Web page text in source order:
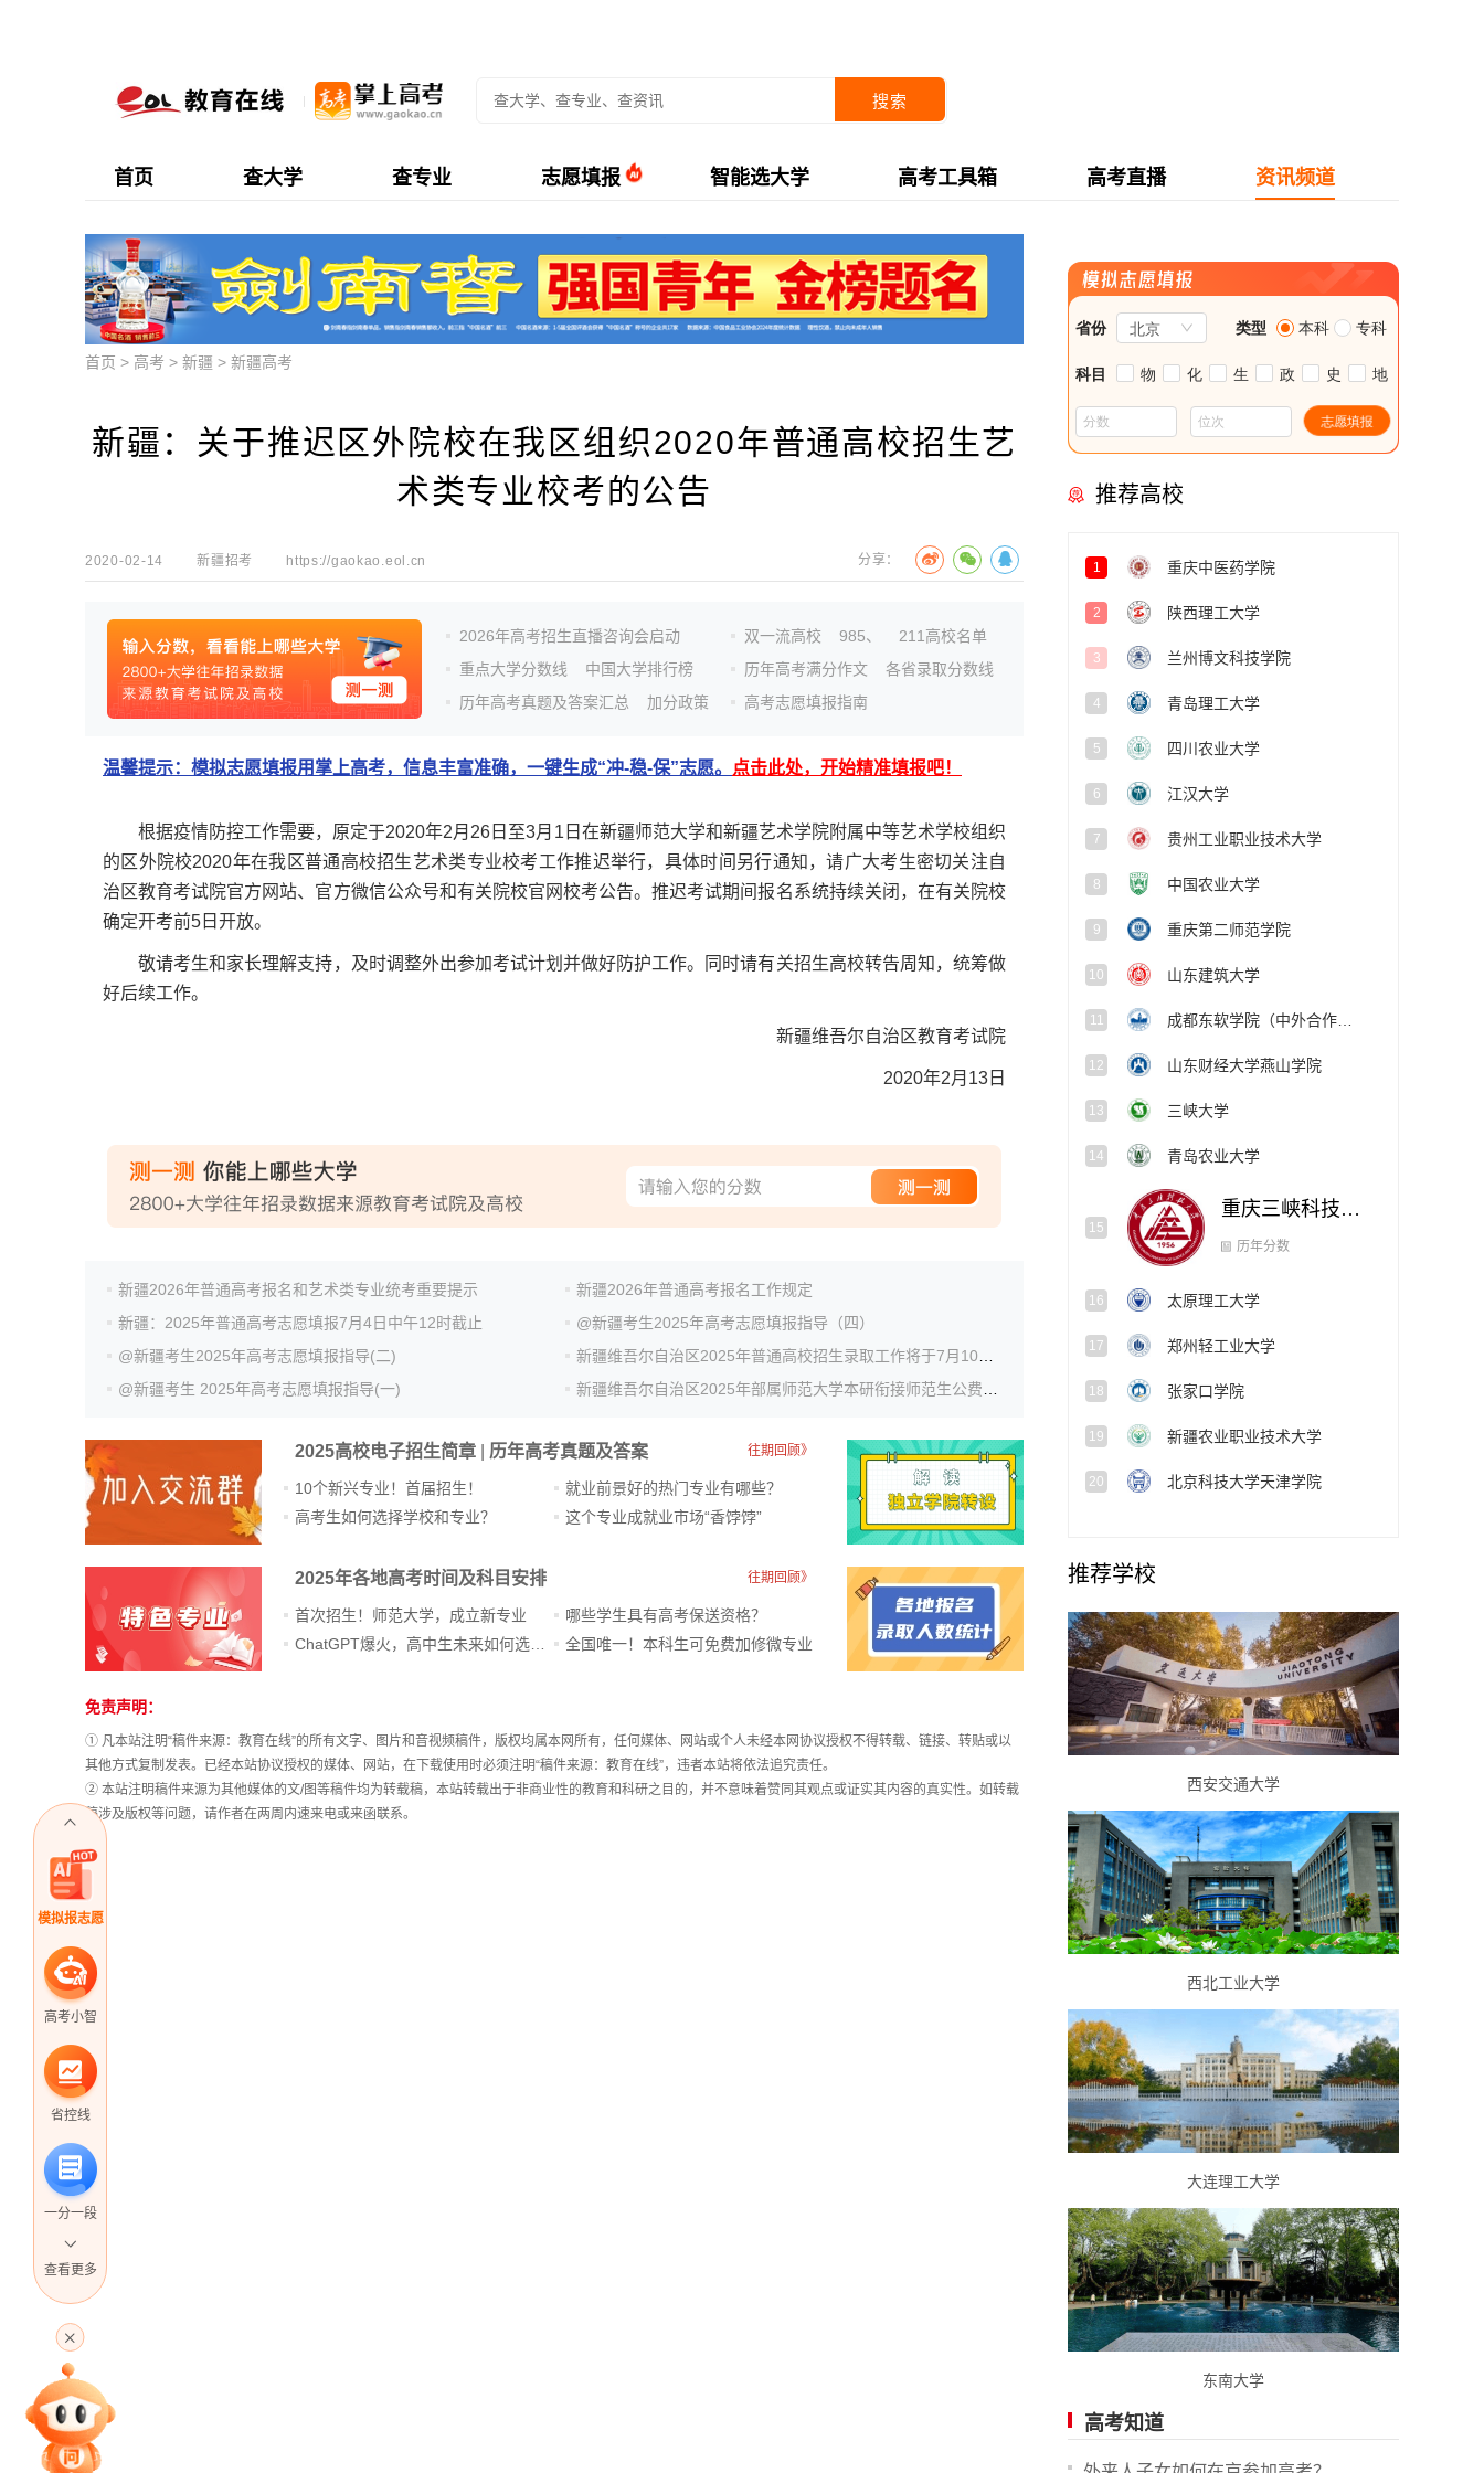
搜索
首页 查大学 查专业 志愿填报 智能选大学 高考工具箱 高考直播 资讯频道
模拟报志愿
高考小智
省控线
一分一段
专家指导课
查看更多
首页 > 高考 > 新疆 > 新疆高考
新疆：关于推迟区外院校在我区组织2020年普通高校招生艺
术类专业校考的公告
2020-02-14 新疆招考 https://gaokao.eol.cn 分享：
2026年高考招生直播咨询会启动
重点大学分数线
中国大学排行榜
历年高考真题及答案汇总
加分政策
双一流高校 985、
211高校名单
历年高考满分作文
各省录取分数线
高考志愿填报指南
温馨提示：模拟志愿填报用掌上高考，信息丰富准确，一键生成“冲-稳-保”志愿。 点击此处，开始精准填报吧！
根据疫情防控工作需要，原定于2020年2月26日至3月1日在新疆师范大学和新疆艺术学院附属中等艺术学校组织
的区外院校2020年在我区普通高校招生艺术类专业校考工作推迟举行，具体时间另行通知，请广大考生密切关注自
治区教育考试院官方网站、官方微信公众号和有关院校官网校考公告。推迟考试期间报名系统持续关闭，在有关院校
确定开考前5日开放。
敬请考生和家长理解支持，及时调整外出参加考试计划并做好防护工作。同时请有关招生高校转告周知，统筹做
好后续工作。
新疆维吾尔自治区教育考试院
2020年2月13日
新疆2026年普通高考报名和艺术类专业统考重要提示
新疆2026年普通高考报名工作规定
新疆：2025年普通高考志愿填报7月4日中午12时截止
@新疆考生2025年高考志愿填报指导（四）
@新疆考生2025年高考志愿填报指导(二)
@新疆考生 2025年高考志愿填报指导(一)
2025高校电子招生简章 历年高考真题及答案 往期回顾》
10个新兴专业！首届招生！
高考生如何选择学校和专业？
就业前景好的热门专业有哪些？
这个专业成就业市场“香饽饽”​
2025年各地高考时间及科目安排 往期回顾》
首次招生！师范大学，成立新专业
哪些学生具有高考保送资格？
全国唯一！本科生可免费加修微专业
站
长
统
计
免责声明：
① 凡本站注明“稿件来源：教育在线”的所有文字、图片和音视频稿件，版权均属本网所有，任何媒体、网站或个人未经本网协议授权不得转载、链接、转贴或以
其他方式复制发表。已经本站协议授权的媒体、网站，在下载使用时必须注明“稿件来源：教育在线”，违者本站将依法追究责任。
② 本站注明稿件来源为其他媒体的文/图等稿件均为转载稿，本站转载出于非商业性的教育和科研之目的，并不意味着赞同其观点或证实其内容的真实性。如转载
稿涉及版权等问题，请作者在两周内速来电或来函联系。
推荐高校
1 重庆中医药学院
2 陕西理工大学
3 兰州博文科技学院
4 青岛理工大学
5 四川农业大学
6 江汉大学
7 贵州工业职业技术大学
8 中国农业大学
9 重庆第二师范学院
10 山东建筑大学
11
12 山东财经大学燕山学院
13 三峡大学
14 青岛农业大学
重庆三峡科技大学
太原理工大学
历年分数
17 郑州轻工业大学
18 张家口学院
19 新疆农业职业技术大学
20 北京科技大学天津学院
推荐学校
西安交通大学
西北工业大学
大连理工大学
东南大学
高考知道